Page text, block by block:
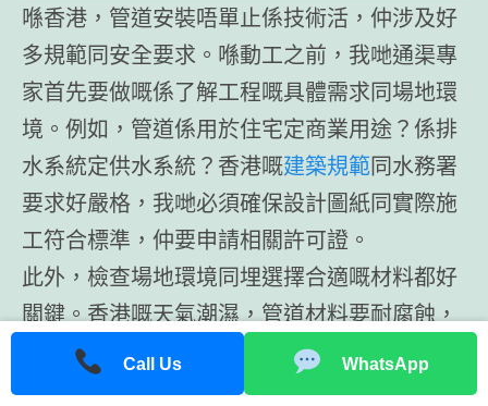
喺香港，管道安裝唔單止係技術活，仲涉及好
多規範同安全要求。喺動工之前，我哋通渠專
家首先要做嘅係了解工程嘅具體需求同場地環
境。例如，管道係用於住宅定商業用途？係排
水系統定供水系統？香港嘅建築規範同水務署
要求好嚴格，我哋必須確保設計圖紙同實際施
工符合標準，仲要申請相關許可證。
此外，檢查場地環境同埋選擇合適嘅材料都好
關鍵。香港嘅天氣潮濕，管道材料要耐腐蝕，
例如PVC管或者不銹鋼管。仲有，工具同安全
設備一定要齊全，例如防護手套、護目鏡同埋
Call Us WhatsApp